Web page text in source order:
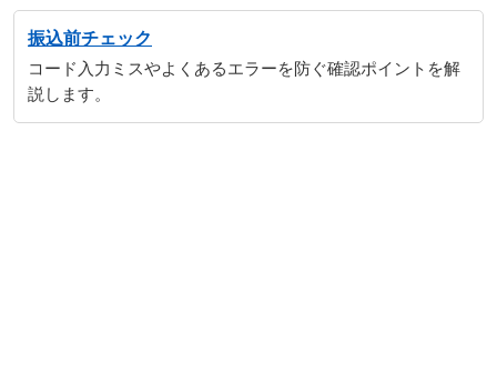
振込前チェック
コード入力ミスやよくあるエラーを防ぐ確認ポイントを解
説します。